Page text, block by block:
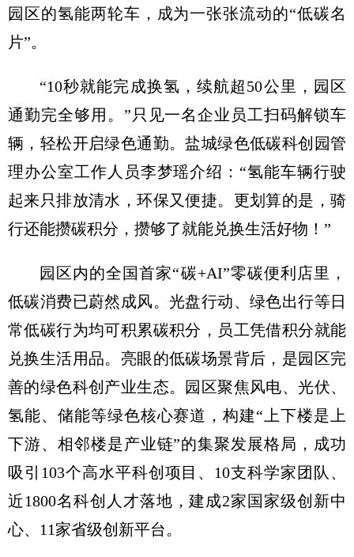
园区的氢能两轮车，成为一张张流动的“低碳名
片”。
“10秒就能完成换氢，续航超50公里，园区
通勤完全够用。”只见一名企业员工扫码解锁车
辆，轻松开启绿色通勤。盐城绿色低碳科创园管
理办公室工作人员李梦瑶介绍：“氢能车辆行驶
起来只排放清水，环保又便捷。更划算的是，骑
行还能攒碳积分，攒够了就能兑换生活好物！”
园区内的全国首家“碳+AI”零碳便利店里，
低碳消费已蔚然成风。光盘行动、绿色出行等日
常低碳行为均可积累碳积分，员工凭借积分就能
兑换生活用品。亮眼的低碳场景背后，是园区完
善的绿色科创产业生态。园区聚焦风电、光伏、
氢能、储能等绿色核心赛道，构建“上下楼是上
下游、相邻楼是产业链”的集聚发展格局，成功
吸引103个高水平科创项目、10支科学家团队、
近1800名科创人才落地，建成2家国家级创新中
心、11家省级创新平台。